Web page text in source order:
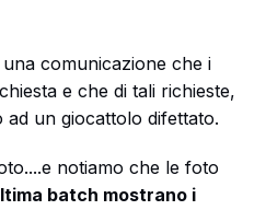
comunicazione che i
e che di tali richieste,
un giocattolo difettato.
notiamo che le foto
batch mostrano i